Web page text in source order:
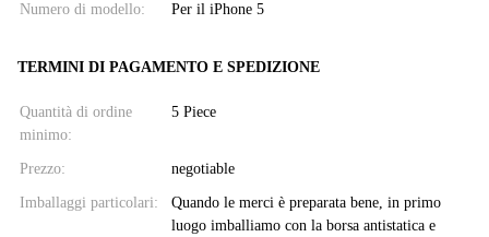
Numero di modello: Per il iPhone 5
TERMINI DI PAGAMENTO E SPEDIZIONE
Quantità di ordine
minimo:
5 Piece
Prezzo: negotiable
Imballaggi particolari:
Quando le merci è preparata bene, in primo
luogo imballiamo con la borsa antistatica e